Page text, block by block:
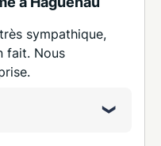
sympathique,
fait. Nous